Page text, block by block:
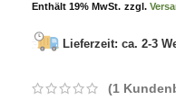
Enthält 19% MwSt. zzgl.
Lieferzeit: ca. 2-3
(1